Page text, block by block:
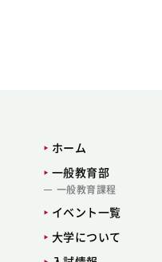
ホーム
一般教育部
一般教育課程
イベント一覧
大学について